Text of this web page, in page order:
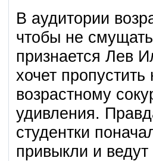
В аудитории
чтобы не
признается Лев
хочет
возрастному
удивления.
студентки
привыкли и